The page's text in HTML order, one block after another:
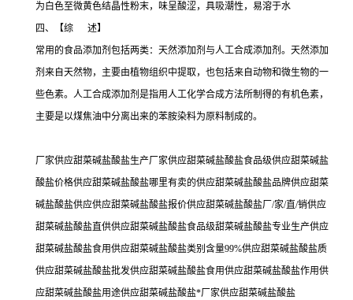
为白色至微黄色结晶性粉末，味呈酸涩，具吸潮性，易溶于水
四、【综 述】
常用的食品添加剂包括两类：天然添加剂与人工合成添加剂。天然添加
剂来自天然物，主要由植物组织中提取，也包括来自动物和微生物的一
些色素。人工合成添加剂是指用人工化学合成方法所制得的有机色素，
主要是以煤焦油中分离出来的苯胺染料为原料制成的。
厂家供应甜菜碱盐酸盐生产厂家供应甜菜碱盐酸盐食品级供应甜菜碱盐
酸盐价格供应甜菜碱盐酸盐哪里有卖的供应甜菜碱盐酸盐品牌供应甜菜
碱盐酸盐供应供应甜菜碱盐酸盐报价供应甜菜碱盐酸盐厂/家/直/销供应
甜菜碱盐酸盐直供供应甜菜碱盐酸盐食品级甜菜碱盐酸盐专业生产供应
甜菜碱盐酸盐食用供应甜菜碱盐酸盐类别含量99%供应甜菜碱盐酸盐质
供应甜菜碱盐酸盐批发供应甜菜碱盐酸盐食用供应甜菜碱盐酸盐作用供
应甜菜碱盐酸盐用途供应甜菜碱盐酸盐*厂家供应甜菜碱盐酸盐